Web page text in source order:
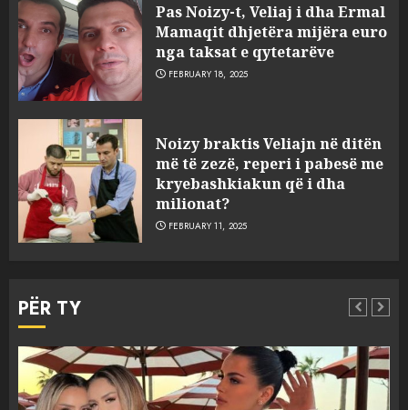
Pas Noizy-t, Veliaj i dha Ermal
Mamaqit dhjetëra mijëra euro
nga taksat e qytetarëve
FEBRUARY 18, 2025
Noizy braktis Veliajn në ditën
më të zezë, reperi i pabesë me
kryebashkiakun që i dha
milionat?
FEBRUARY 11, 2025
PËR TY
3
sulmuan “One Albania”,
ngjarja u fsheh. A u vodhën
serverat?
MARCH 25, 2025
4 MARCH 25, 2025